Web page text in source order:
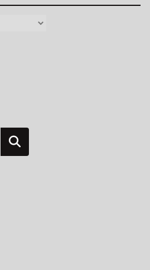
Pretraga